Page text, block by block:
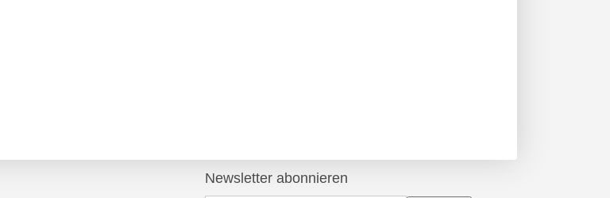
Newsletter abonnieren